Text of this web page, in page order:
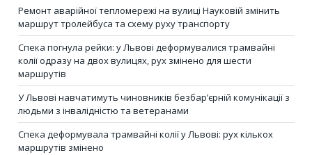
Ремонт аварійної тепломережі на вулиці Науковій змінить
маршрут тролейбуса та схему руху транспорту
Спека погнула рейки: у Львові деформувалися трамвайні
колії одразу на двох вулицях, рух змінено для шести
маршрутів
У Львові навчатимуть чиновників безбар’єрній комунікації з
людьми з інвалідністю та ветеранами
Спека деформувала трамвайні колії у Львові: рух кількох
маршрутів змінено